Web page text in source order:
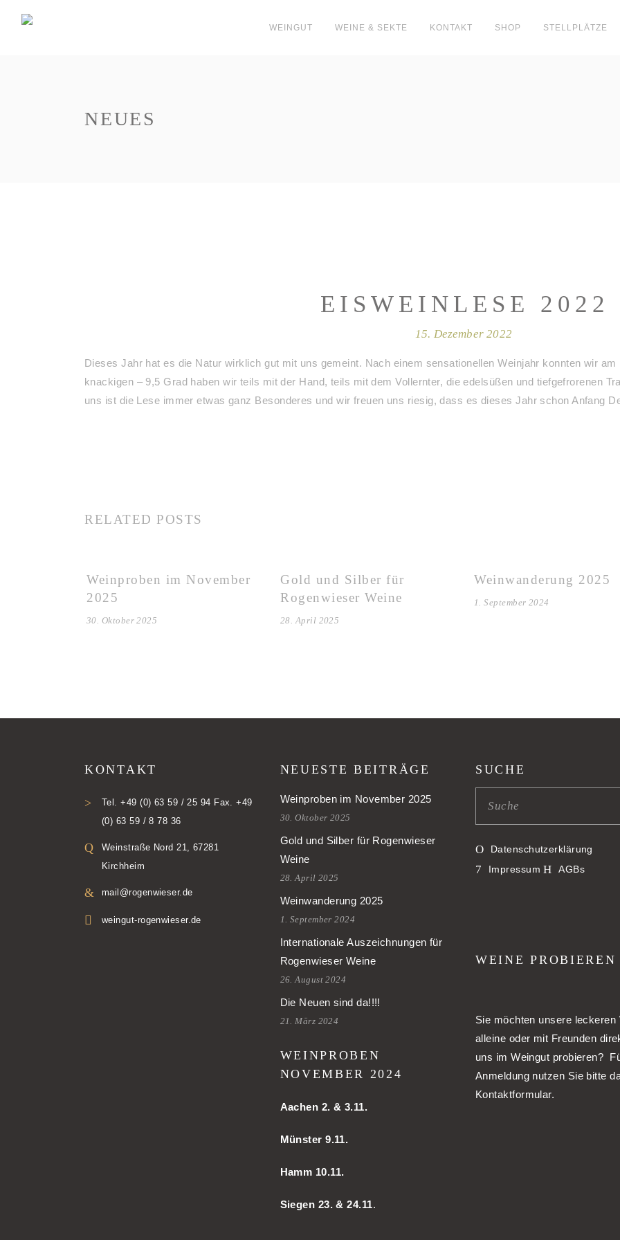
WEINGUT WEINE & SEKTE KONTAKT SHOP STELLPLÄTZE
NEUES
EISWEINLESE 2022
15. Dezember 2022
Dieses Jahr hat es die Natur wirklich gut mit uns gemeint. Nach einem sensationellen Weinjahr konnten wir
knackigen – 9,5 Grad haben wir teils mit der Hand, teils mit dem Vollernter, die edelsüßen und tiefgefrorenen
uns ist die Lese immer etwas ganz Besonderes und wir freuen uns riesig, dass es dieses Jahr schon Anfang
RELATED POSTS
Weinproben im November
2025
30. Oktober 2025
Gold und Silber für
Rogenwieser Weine
28. April 2025
Weinwanderung 2025
1. September 2024
KONTAKT
Tel. +49 (0) 63 59 / 25 94 Fax. +49
(0) 63 59 / 8 78 36
Weinstraße Nord 21, 67281
Kirchheim
mail@rogenwieser.de
weingut-rogenwieser.de
NEUESTE BEITRÄGE
Weinproben im November 2025
30. Oktober 2025
Gold und Silber für Rogenwieser
Weine
28. April 2025
Weinwanderung 2025
1. September 2024
Internationale Auszeichnungen für
Rogenwieser Weine
26. August 2024
Die Neuen sind da!!!!
21. März 2024
WEINPROBEN
NOVEMBER 2024
Aachen 2. & 3.11.
Münster 9.11.
Hamm 10.11.
Siegen 23. & 24.11.
SUCHE
Datenschutzerklärung
Impressum
AGBs
WEINE PROBIEREN
Sie möchten unsere leckeren
alleine oder mit Freunden
uns im Weingut probieren?
Anmeldung nutzen Sie bitte
Kontaktformular.